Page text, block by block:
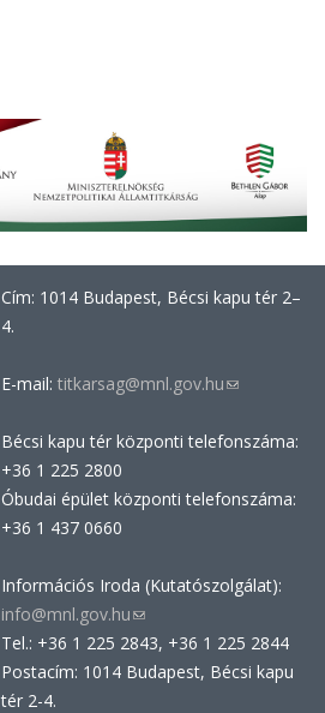
Cím: 1014 Budapest, Bécsi kapu tér 2–
4.
E-mail: titkarsag@mnl.gov.hu(link
e-
Bécsi kapu tér központi telefonszáma:
+36 1 225 2800
Óbudai épület központi telefonszáma:
+36 1 437 0660
Információs Iroda (Kutatószolgálat):
info@mnl.gov.hu(link
sends
e-
Tel.: +36 1 225 2843, +36 1 225 2844
Postacím: 1014 Budapest, Bécsi kapu
tér 2-4.